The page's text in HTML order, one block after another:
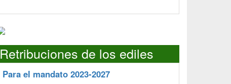
Retribuciones de los ediles
Para el mandato 2023-2027